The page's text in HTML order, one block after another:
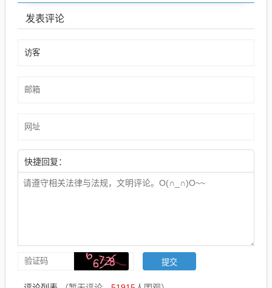
发表评论
快捷回复：